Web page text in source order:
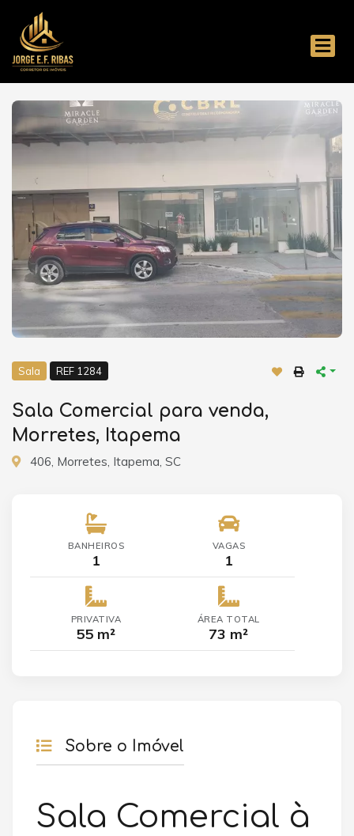
Sala REF 1284
Sala Comercial para venda,
Morretes, Itapema
406, Morretes, Itapema, SC
BANHEIROS
1
VAGAS
1
PRIVATIVA
55 m²
ÁREA TOTAL
73 m²
Sobre o Imóvel
Sala Comercial à